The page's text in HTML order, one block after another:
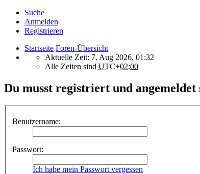
Suche
Anmelden
Registrieren
Startseite Foren-Übersicht
Aktuelle Zeit: 7. Aug 2026, 01:32
Alle Zeiten sind UTC+02:00
Du musst registriert und angemeldet
Benutzername:
Passwort:
Ich habe mein Passwort vergessen